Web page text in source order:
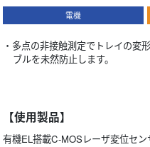
電機
・多点の非接触測定でトレイの変
ブルを未然防止します。
【使用製品】
有機EL搭載C-MOSレーザ変位セン